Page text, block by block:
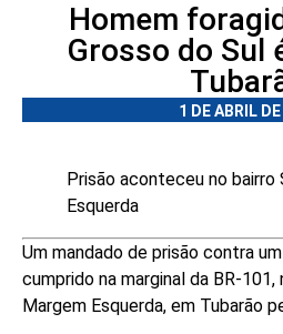
Homem
Grosso do Sul
1 DE ABRIL
Prisão aconteceu no bairro
Esquerda
Um mandado de prisão contra
cumprido na marginal da BR-101,
Margem Esquerda, em Tubarão